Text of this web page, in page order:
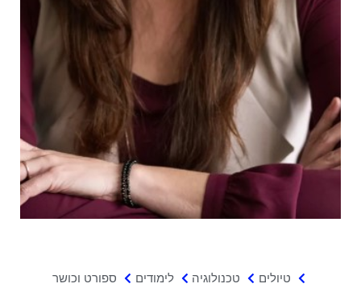
טיולים טכנולוגיה לימודים
ספורט וכושר